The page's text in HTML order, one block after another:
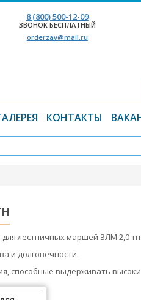
8 (800) 500-12-09
ЗВОНОК БЕСПЛАТНЫЙ
orderzav@mail.ru
КОНТАКТЫ
лестничных маршей ЗЛМ 2,0 тн.
и долговечности.
способные выдерживать